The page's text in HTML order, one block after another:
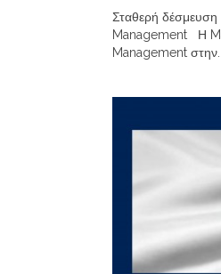
Σταθερή δέσμευση
Management Η
Management